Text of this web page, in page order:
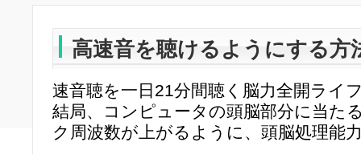
高速音を聴けるようにする方
速音聴を一日21分間聴く脳力全開ライ
結局、コンピュータの頭脳部分に当た
ク周波数が上がるように、頭脳処理能